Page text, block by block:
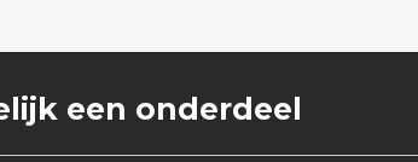
een onderdeel